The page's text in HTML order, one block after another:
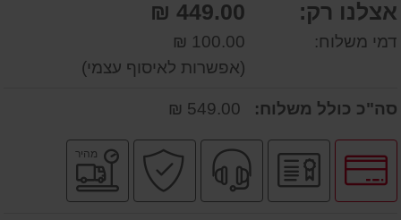
אצלנו רק: 449.00 ₪
דמי משלוח:
100.00 ₪
(אפשרות לאיסוף עצמי)
סה"כ כולל משלוח:
לחץ
לאפשרויות
תשלומים
יבואן
רשמי
שירות
מקצועי
קניה
בטוחה
מהיר